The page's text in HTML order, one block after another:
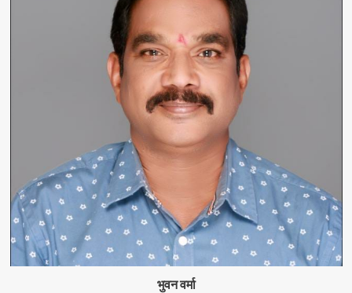
भुवन वर्मा